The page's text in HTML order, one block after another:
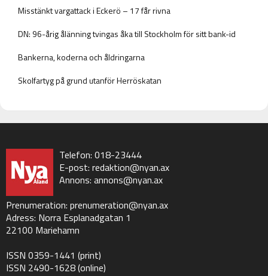
Misstänkt vargattack i Eckerö – 17 får rivna
DN: 96-årig ålänning tvingas åka till Stockholm för sitt bank-id
Bankerna, koderna och åldringarna
Skolfartyg på grund utanför Herröskatan
Telefon: 018-23444
E-post: redaktion@nyan.ax
Annons: annons@nyan.ax
Prenumeration: prenumeration@nyan.ax
Adress: Norra Esplanadgatan 1
22100 Mariehamn
ISSN 0359-1441 (print)
ISSN 2490-1628 (online)